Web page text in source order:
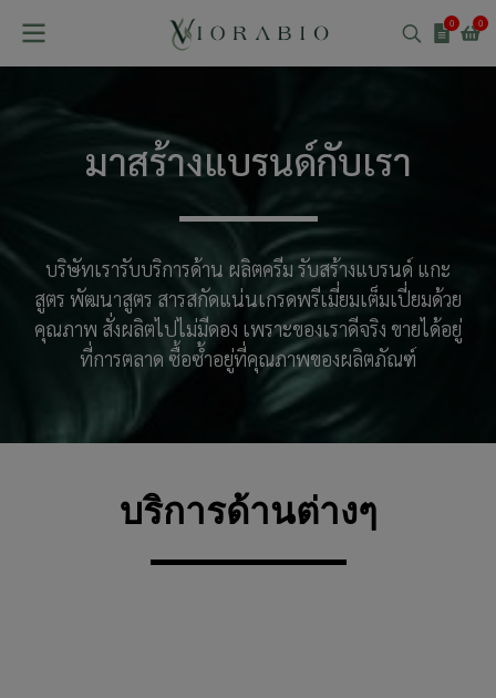
0 0
มาสร้างแบรนด์กับเรา
บริษัทเรารับบริการด้าน ผลิตครีม รับสร้างแบรนด์ แกะ
สูตร พัฒนาสูตร สารสกัดแน่นเกรดพรีเมี่ยมเต็มเปี่ยมด้วย
คุณภาพ สั่งผลิตไปไม่มีดอง เพราะของเราดีจริง ขายได้อยู่
ที่การตลาด ซื้อซ้ำอยู่ที่คุณภาพของผลิตภัณฑ์
บริการด้านต่างๆ